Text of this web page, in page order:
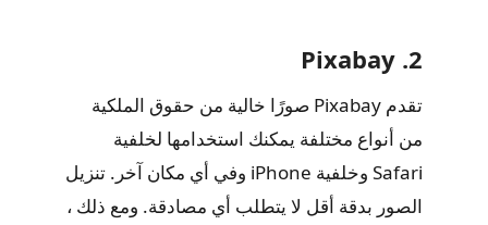
2. Pixabay
تقدم Pixabay صورًا خالية من حقوق الملكية
من أنواع مختلفة يمكنك استخدامها لخلفية
Safari وخلفية iPhone وفي أي مكان آخر. تنزيل
الصور بدقة أقل لا يتطلب أي مصادقة. ومع ذلك ،